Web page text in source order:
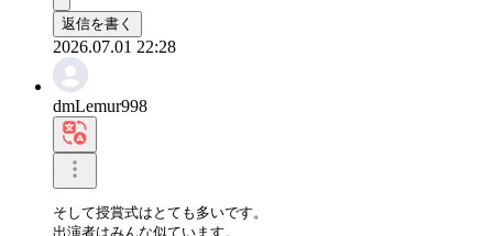
返信を書く
2026.07.01 22:28
dmLemur998
そして授賞式はとても多いです。
出演者はみんな似ています。